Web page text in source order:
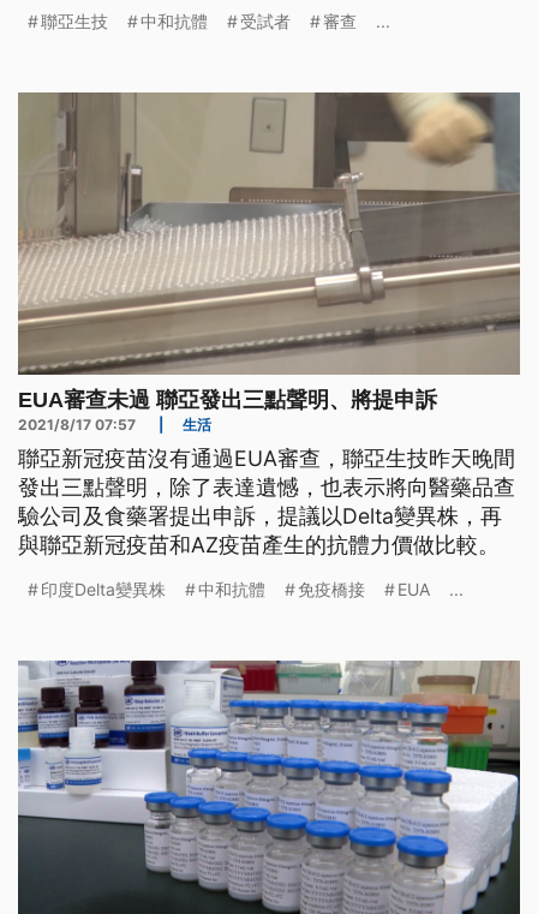
聯亞生技 中和抗體 受試者 審查 ...
EUA審查未過 聯亞發出三點聲明、將提申訴
2021/8/17 07:57 生活
聯亞新冠疫苗沒有通過EUA審查，聯亞生技昨天晚間
發出三點聲明，除了表達遺憾，也表示將向醫藥品查
驗公司及食藥署提出申訴，提議以Delta變異株，再
與聯亞新冠疫苗和AZ疫苗產生的抗體力價做比較。
印度Delta變異株 中和抗體 免疫橋接 EUA ...